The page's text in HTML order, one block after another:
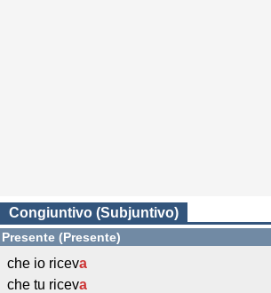
Congiuntivo (Subjuntivo)
Presente (Presente)
che io riceva
che tu riceva